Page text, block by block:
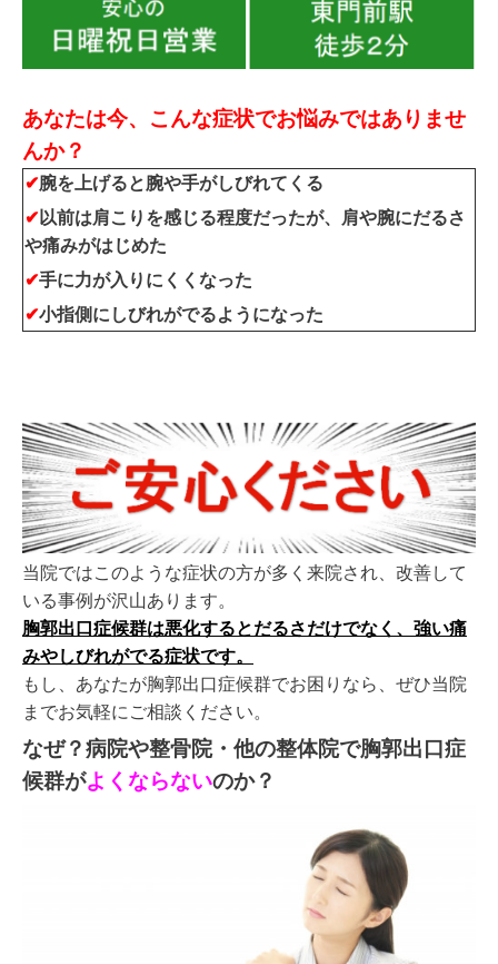
あなたは今、こんな症状でお悩みではありませ
んか？
✔腕を上げると腕や手がしびれてくる
✔ 以前は肩こりを感じる程度だったが、肩や腕にだるさ
や痛みがはじめた
✔手に力が入りにくくなった
✔小指側にしびれがでるようになった
当院ではこのような症状の方が多く来院され、 改善して
いる事例が沢山あります。
胸郭出口症候群は悪化するとだるさだけでなく、強い痛
みやしびれがでる症状です。
もし、あなたが胸郭出口症候群でお困りなら、ぜひ当院
までお気軽にご相談ください。
なぜ？病院や整骨院・他の整体院で胸郭出口症
候群がよくならないのか？